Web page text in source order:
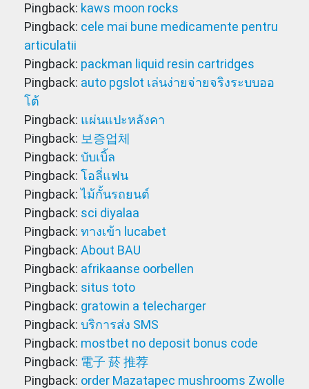
Pingback: kaws moon rocks
Pingback: cele mai bune medicamente pentru
articulatii
Pingback: packman liquid resin cartridges
Pingback: auto pgslot เล่นง่ายจ่ายจริงระบบออ
โต้
Pingback: แผ่นแปะหลังคา
Pingback: 보증업체
Pingback: บับเบิ้ล
Pingback: โอลี่แฟน
Pingback:ไม้กั้นรถยนต์
Pingback: sci diyalaa
Pingback: ทางเข้า lucabet
Pingback: About BAU
Pingback: afrikaanse oorbellen
Pingback: situs toto
Pingback: gratowin a telecharger
Pingback: บริการส่ง SMS
Pingback: mostbet no deposit bonus code
Pingback: 電子 菸 推荐
Pingback: order Mazatapec mushrooms Zwolle